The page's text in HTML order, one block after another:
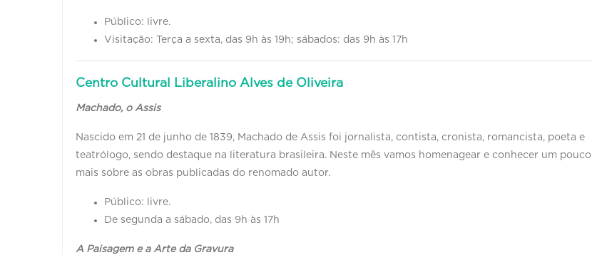
Público: livre.
Visitação: Terça a sexta, das 9h às 19h; sábados: das 9h às 17h
Centro Cultural Liberalino Alves de Oliveira
Machado, o Assis
Nascido em 21 de junho de 1839, Machado de Assis foi jornalista, contista, cronista, romancista, poeta e
teatrólogo, sendo destaque na literatura brasileira. Neste mês vamos homenagear e conhecer um pouco
mais sobre as obras publicadas do renomado autor.
Público: livre.
De segunda a sábado, das 9h às 17h
A Paisagem e a Arte da Gravura